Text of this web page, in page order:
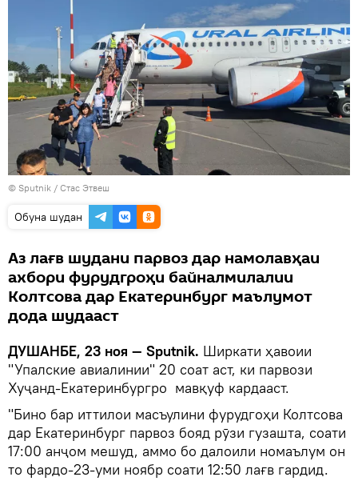
© Sputnik / Стас Этвеш
Обуна шудан
Аз лағв шудани парвоз дар намолавҳаи
ахбори фурудгроҳи байналмилалии
Колтсова дар Екатеринбург маълумот
дода шудааст
ДУШАНБЕ, 23 ноя — Sputnik. Ширкати ҳавоии
"Упалские авиалинии" 20 соат аст, ки парвози
Хуҷанд-Екатеринбургро мавқуф кардааст.
"Бино бар иттилои масъулини фурудгоҳи Колтсова
дар Екатеринбург парвоз бояд рӯзи гузашта, соати
17:00 анҷом мешуд, аммо бо далоили номаълум он
то фардо-23-уми ноябр соати 12:50 лағв гардид.